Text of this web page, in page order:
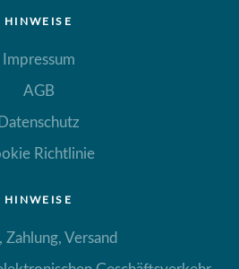
HINWEISE
Impressum
AGB
Datenschutz
Richtlinie
HINWEISE
Zahlung, Versand